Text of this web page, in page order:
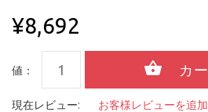
¥8,692
値：
現在レビュー: お客様レビューを追加